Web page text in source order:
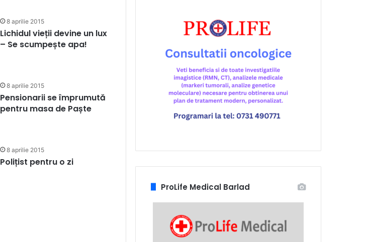
8 aprilie 2015
Lichidul vieții devine un lux
– Se scumpește apa!
8 aprilie 2015
Pensionarii se împrumută
pentru masa de Paște
8 aprilie 2015
Polițist pentru o zi
ProLife Medical Barlad